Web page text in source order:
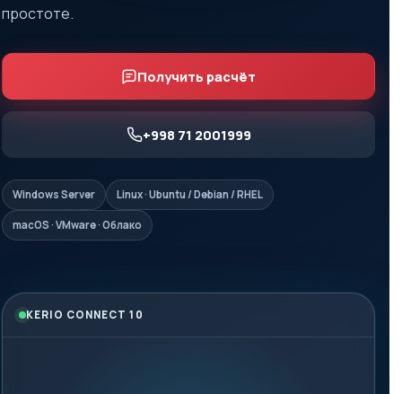
простоте.
Получить расчёт
+998 71 2001999
Windows Server Linux · Ubuntu / Debian / RHEL
macOS · VMware · Облако
KERIO CONNECT 10